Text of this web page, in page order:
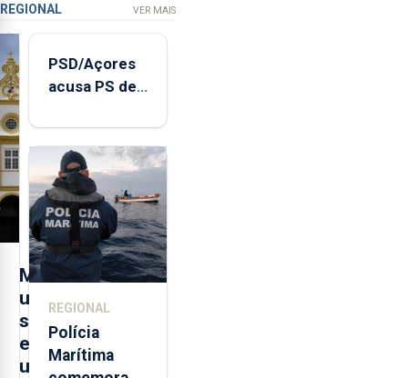
REGIONAL VER MAIS
M
u
s
e
u
PSD/Açores
acusa PS de
contraditória"
sobre
evolução
turística
REGIONAL
Polícia
Marítima